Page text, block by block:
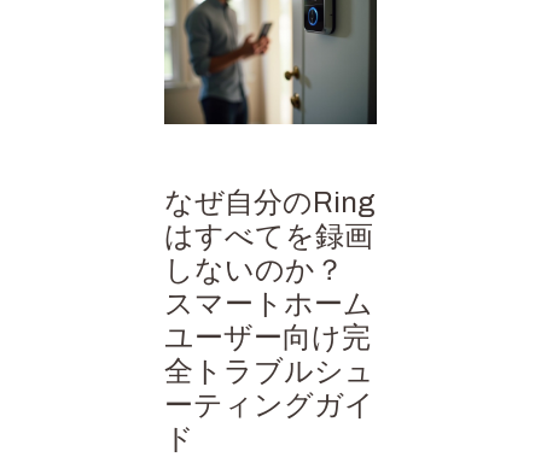
なぜ自分のRing
はすべてを録画
しないのか？
スマートホーム
ユーザー向け完
全トラブルシュ
ーティングガイ
ド